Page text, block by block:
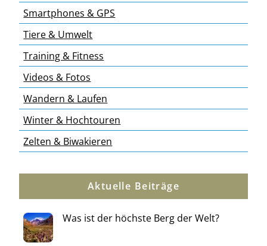
Smartphones & GPS
Tiere & Umwelt
Training & Fitness
Videos & Fotos
Wandern & Laufen
Winter & Hochtouren
Zelten & Biwakieren
Aktuelle Beiträge
Was ist der höchste Berg der Welt?